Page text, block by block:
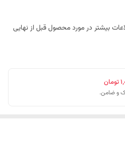
بیشتر در مورد محصول قبل از نهایی
تومان